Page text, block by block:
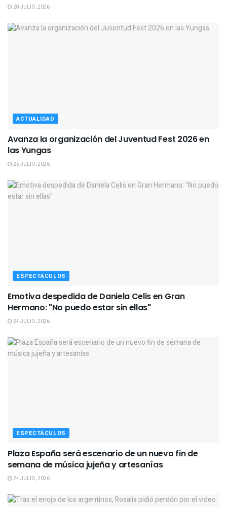
28 JULIO, 2026
ACTUALIDAD
Avanza la organización del Juventud Fest 2026 en
las Yungas
25 JULIO, 2026
ESPECTÁCULOS
Emotiva despedida de Daniela Celis en Gran
Hermano: "No puedo estar sin ellas"
24 JULIO, 2026
ESPECTÁCULOS
Plaza España será escenario de un nuevo fin de
semana de música jujeña y artesanías
24 JULIO, 2026